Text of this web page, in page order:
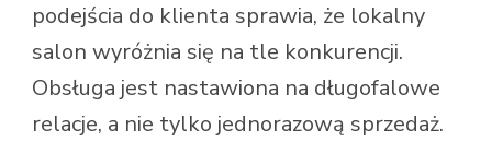
podejścia do klienta sprawia, że lokalny
salon wyróżnia się na tle konkurencji.
Obsługa jest nastawiona na długofalowe
relacje, a nie tylko jednorazową sprzedaż.